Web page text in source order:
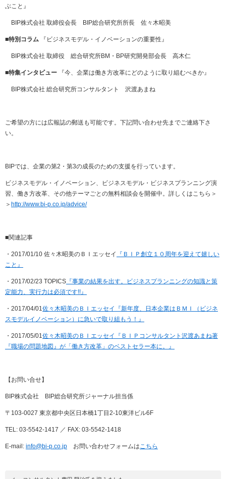
ぶこと』
BIP株式会社 取締役会長 BIP総合研究所所長 佐々木昭美
■特別コラム 『ビジネスモデル・イノベーションの重要性』
BIP株式会社 取締役 総合研究所BM ・ BP研究開発部会長 高木仁
■特集インタビュー 『今、企業は働き方改革にどのように取り組むべきか』
BIP株式会社 総合研究所コンサルタント 沢渡あまね
ご希望の方には広報誌の郵送も可能です。下記問い合わせ先までご連絡下さ
い。
BIPでは、企業の第2・ 第3の成長のための支援を行っています。
ビジネスモデル・イノベーション、ビジネスモデル・ビジネスプランニング演
習、働き方改革、その他テーマごとの無料相談会を開催中。詳しくはこちら＞
＞ http://www.bi-p.co.jp/advice/
■関連記事
・2017/01/10 佐々木昭美のＢＩエッセイ
『ＢＩＰ創立１０周年を迎えて嬉しい
こと』
・2017/02/23 TOPICS 『事業の結果を出す。ビジネスプランニングの知識と策
定能力、実行力は必須です!!』
・2017/04/01佐々木昭美のＢＩエッセイ
『新年度、日本企業はＢＭＩ（ビジネ
スモデルイノベーション）に急いで取り組もう！ 』
・2017/05/01佐々木昭美のＢＩエッセイ
『ＢＩＰコンサルタント沢渡あまね著
『職場の問題地図』が「働き方改革」のベストセラー本に。』
【お問い合せ】
BIP株式会社 BIP総合研究所ジャーナル担当係
〒 103-0027 東京都中央区日本橋1丁目 2-10東洋ビル6F
TEL: 03-5542-1417 ／ FAX: 03-5542-1418
E-mail: info@bi-p.co.jp お問い合わせフォームはこちら